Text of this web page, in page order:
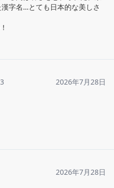
字名…とても日本的な美しさ
2026年7月28日
2026年7月28日